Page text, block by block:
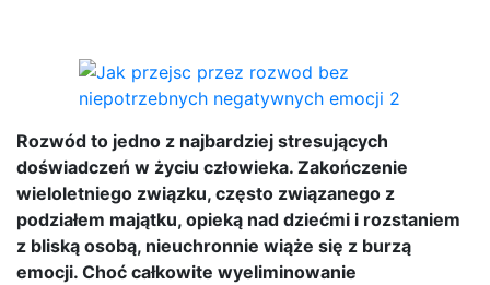
Rozwód to jedno z najbardziej stresujących
doświadczeń w życiu człowieka. Zakończenie
wieloletniego związku, często związanego z
podziałem majątku, opieką nad dziećmi i rozstaniem
z bliską osobą, nieuchronnie wiąże się z burzą
emocji. Choć całkowite wyeliminowanie